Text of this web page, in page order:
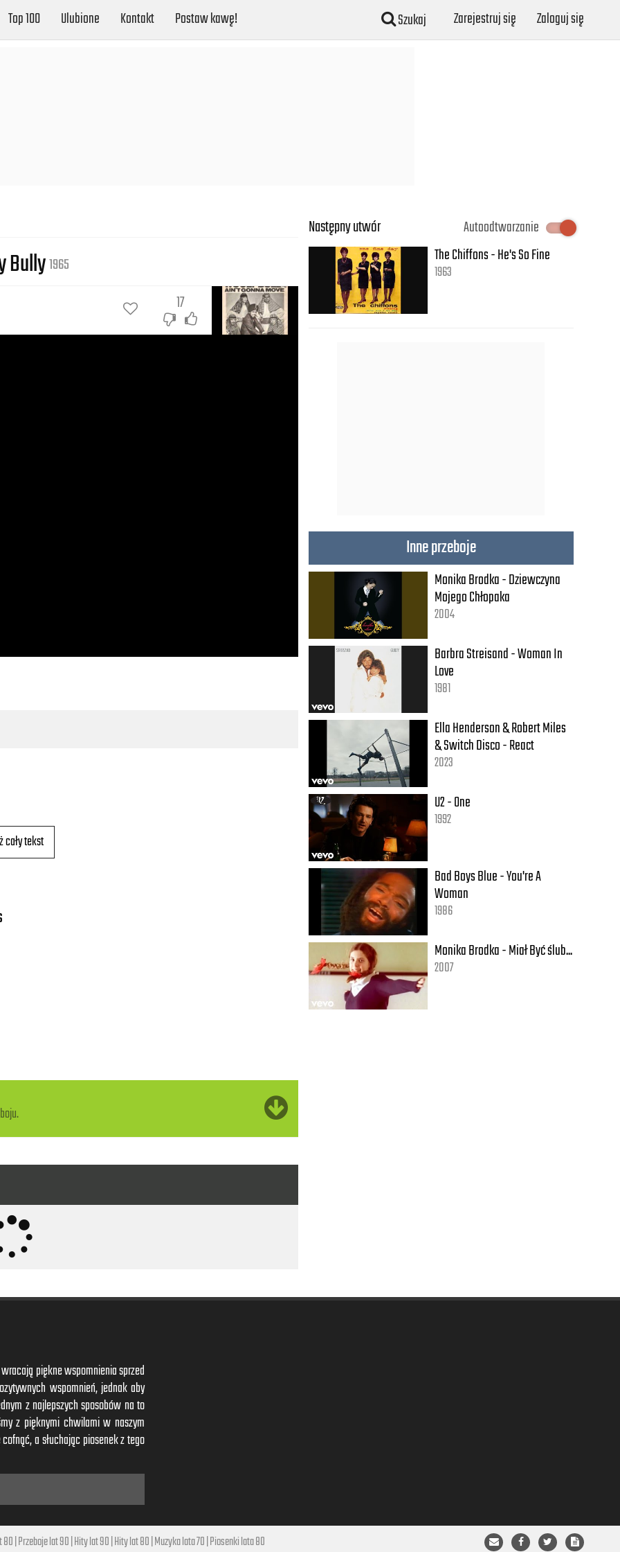
Top 100 Ulubione Kontakt Postaw kawę! Szukaj Zarejestruj się Zaloguj się
Bully1965
17
cały tekst
square (L7), so the lyrics mean "let's not be square."]
Następny utwór
Autoodtwarzanie
The Chiffons - He's So Fine
1963
Inne przeboje
Monika Brodka - Dziewczyna
Mojego Chłopaka
2004
Barbra Streisand - Woman In
Love
1981
Ella Henderson & Robert Miles
& Switch Disco - React
2023
U2 - One
1992
Bad Boys Blue - You're A
Woman
1986
Monika Brodka - Miał Być ślub...
2007
piękne wspomnienia sprzed
wspomnień, jednak aby
z najlepszych sposobów na to
z pięknymi chwilami w naszym
a słuchając piosenek z tego
80|Przeboje lat 90|Hity lat 90|Hity lat 80|Muzyka lata 70|Piosenki lata 80